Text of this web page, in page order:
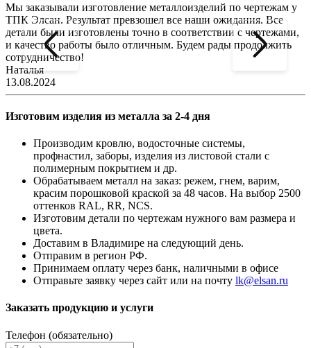
Мы заказывали изготовление металлоизделий по чертежам у
ТПК Элсан. Результат превзошел все наши ожидания. Все
детали были изготовлены точно в соответствии с чертежами,
и качество работы было отличным. Будем рады продолжить
сотрудничество!
Наталья
13.08.2024
Изготовим изделия из металла за 2-4 дня
Производим кровлю, водосточные системы,
профнастил, заборы, изделия из листовой стали с
полимерным покрытием и др.
Обрабатываем металл на заказ: режем, гнем, варим,
красим порошковой краской за 48 часов. На выбор 2500
оттенков RAL, RR, NCS.
Изготовим детали по чертежам нужного вам размера и
цвета.
Доставим в Владимире на следующий день.
Отправим в регион РФ.
Принимаем оплату через банк, наличными в офисе
Отправьте заявку через сайт или на почту lk@elsan.ru
Заказать продукцию и услуги
Телефон (обязательно)